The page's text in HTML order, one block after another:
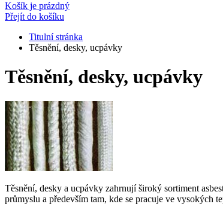
Košík je prázdný
Přejít do košíku
Titulní stránka
Těsnění, desky, ucpávky
Těsnění, desky, ucpávky
Těsnění, desky a ucpávky zahrnují široký sortiment
průmyslu a především tam, kde se pracuje ve vysokých